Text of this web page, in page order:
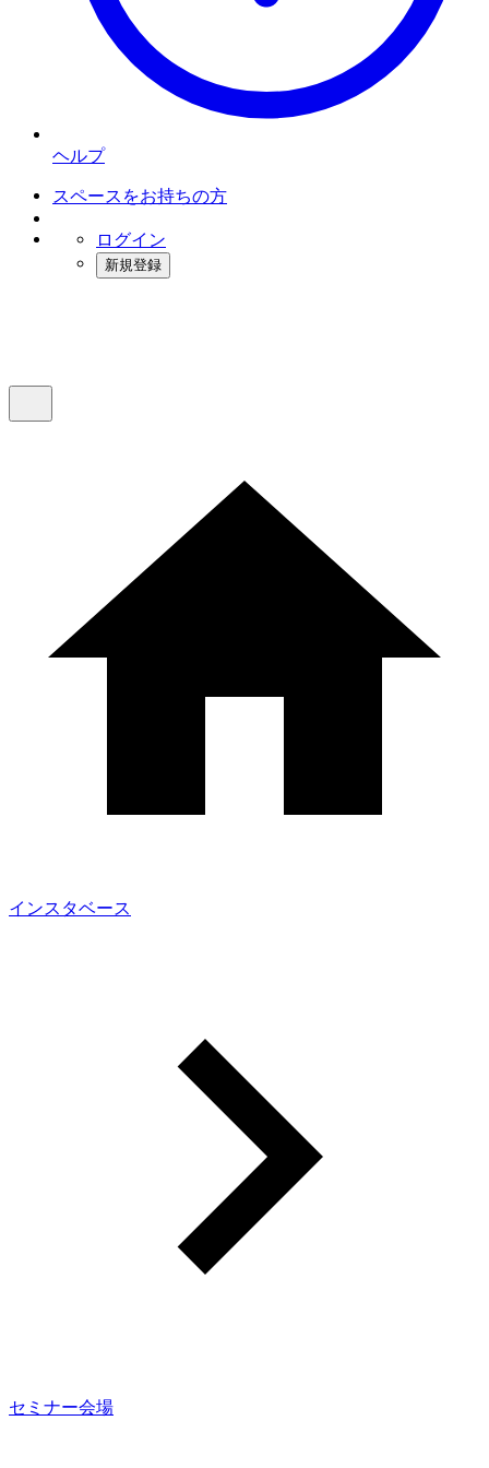
ヘルプ
スペースをお持ちの方
ログイン
新規登録
インスタベース
セミナー会場